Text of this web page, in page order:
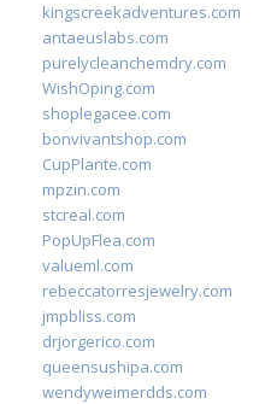
kingscreekadventures.com
antaeuslabs.com
purelycleanchemdry.com
WishOping.com
shoplegacee.com
bonvivantshop.com
CupPlante.com
mpzin.com
stcreal.com
PopUpFlea.com
valueml.com
rebeccatorresjewelry.com
jmpbliss.com
drjorgerico.com
queensushipa.com
wendyweimerdds.com